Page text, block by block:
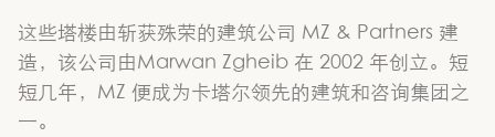
这些塔楼由斩获殊荣的建筑公司 MZ & Partners 建
造，该公司由Marwan Zgheib 在 2002 年创立。短
短几年，MZ 便成为卡塔尔领先的建筑和咨询集团之
一。